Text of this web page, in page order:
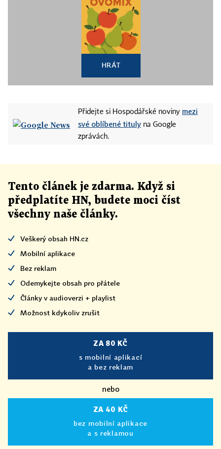
HRÁT
Přidejte si Hospodářské noviny mezi
své oblíbené tituly na Google
zprávách.
Tento článek je zdarma. Když si
předplatíte HN, budete moci číst
všechny naše články.
Veškerý obsah HN.cz
Mobilní aplikace
Bez reklam
Odemykejte obsah pro přátele
Články v audioverzi + playlist
Možnost kdykoliv zrušit
ZA 80 KČ
s mobilní aplikací
a bez reklam
nebo
ZA 40 KČ
bez mobilní aplikace
a s reklamou